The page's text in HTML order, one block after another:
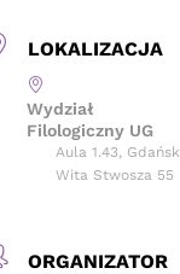
LOKALIZACJA
Wydział
Filologiczny UG
Aula 1.43, Gdańsk
Wita Stwosza 55
ORGANIZATOR